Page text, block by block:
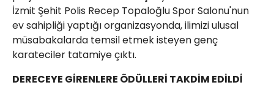
İzmit Şehit Polis Recep Topaloğlu Spor Salonu'nun
ev sahipliği yaptığı organizasyonda, ilimizi ulusal
müsabakalarda temsil etmek isteyen genç
karateciler tatamiye çıktı.
DERECEYE GİRENLERE ÖDÜLLERİ TAKDİM EDİLDİ